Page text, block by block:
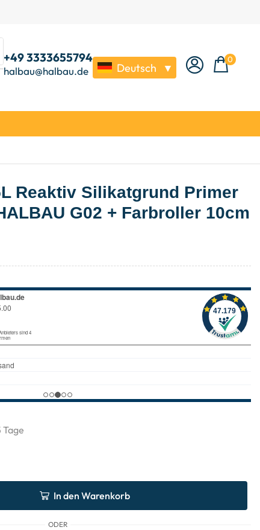
+49 3333655794
halbau@halbau.de Deutsch ▼
0
Reaktiv Silikatgrund Primer
G02 + Farbroller 10cm
Tage
In den Warenkorb
ODER